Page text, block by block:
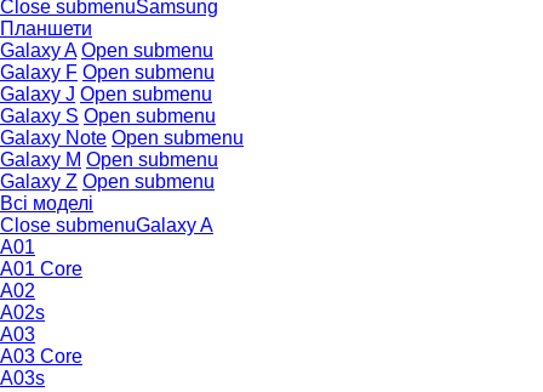
Close submenuSamsung
Планшети
Galaxy A Open submenu
Galaxy F Open submenu
Galaxy J Open submenu
Galaxy S Open submenu
Galaxy Note Open submenu
Galaxy M Open submenu
Galaxy Z Open submenu
Всі моделі
Close submenuGalaxy A
A01
A01 Core
A02
A02s
A03
A03 Core
A03s